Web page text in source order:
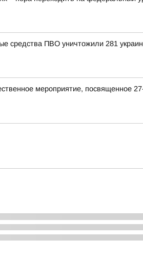
средства ПВО уничтожили 281
мероприятие,